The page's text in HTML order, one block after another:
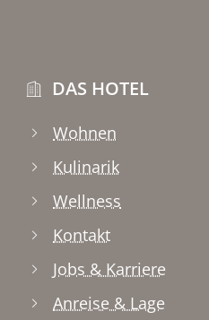
DAS HOTEL
Wohnen
Kulinarik
Wellness
Kontakt
Jobs & Karriere
Anreise & Lage